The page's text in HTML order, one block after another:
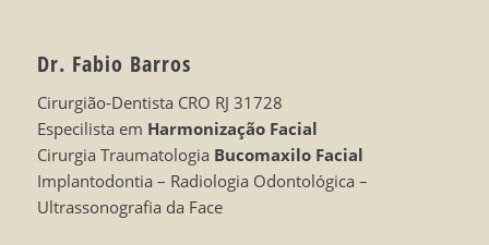
Dr. Fabio Barros
Cirurgião-Dentista CRO RJ 31728
Especilista em Harmonização Facial
Cirurgia Traumatologia Bucomaxilo Facial
Implantodontia – Radiologia Odontológica –
Ultrassonografia da Face